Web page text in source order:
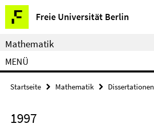
Springe
direkt
zu
Inhalt
Freie Universität Berlin
Service-
Navigation
Mathematik
MENÜ
Startseite Mathematik Dissertationen
1997